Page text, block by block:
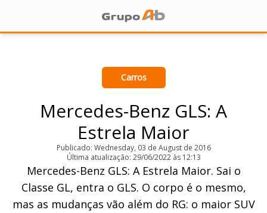
Carros
Mercedes-Benz GLS: A
Estrela Maior
Publicado: Wednesday, 03 de August de 2016
Última atualização: 29/06/2022 às 12:13
Mercedes-Benz GLS: A Estrela Maior. Sai o
Classe GL, entra o GLS. O corpo é o mesmo,
mas as mudanças vão além do RG: o maior SUV